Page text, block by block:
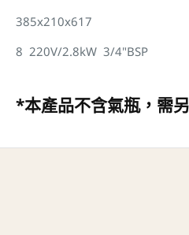
385x210x617
8 220V/2.8kW 3/4"BSP
*本產品不含氣瓶，需